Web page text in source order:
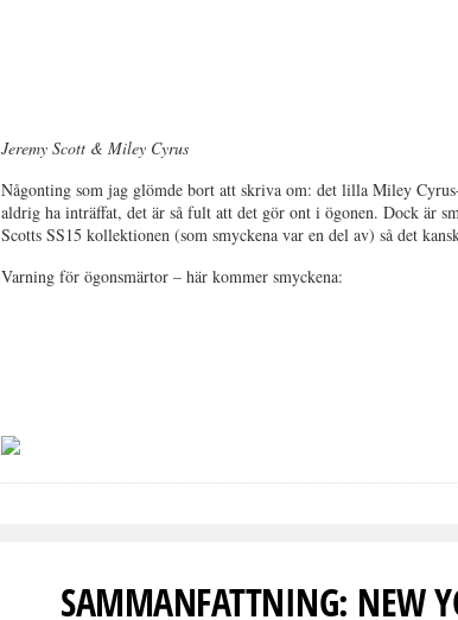
Jeremy Scott & Miley Cyrus
Någonting som jag glömde bort att skriva om: det lilla Miley
aldrig ha inträffat, det är så fult att det gör ont i ögonen. Dock är
Scotts SS15 kollektionen (som smyckena var en del av) så det
Varning för ögonsmärtor – här kommer smyckena:
SAMMANFATTNING: NEW